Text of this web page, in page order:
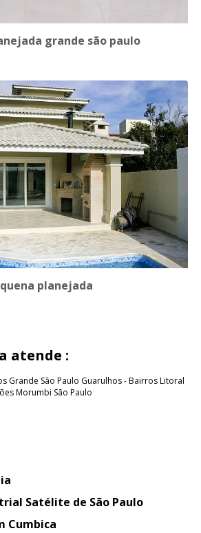
grande são paulo
planejada
atende :
Grande São Paulo Guarulhos - BairrosLitoral
Morumbi São Paulo
Satélite de São Paulo
Cumbica